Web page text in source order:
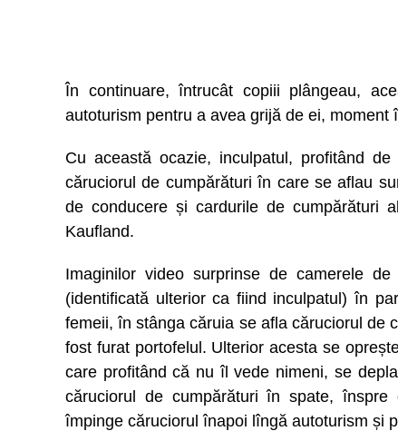
În continuare, întrucât copiii plângeau,
autoturism pentru a avea grijă de ei,
Cu această ocazie, inculpatul, profitând
căruciorul de cumpărături în care se aflau
de conducere și cardurile de cumpărături
Kaufland.
Imaginilor video surprinse de camerele
(identificată ulterior ca fiind inculpatul) în
femeii, în stânga căruia se afla căruciorul de
fost furat portofelul. Ulterior acesta se
care profitând că nu îl vede nimeni, se
căruciorul de cumpărături în spate,
împinge căruciorul înapoi lîngă autoturism și